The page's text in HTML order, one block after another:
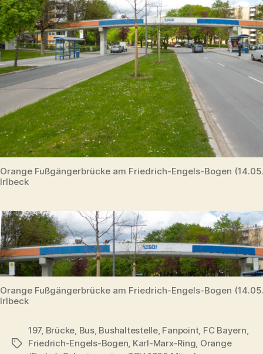
Orange Fußgängerbrücke am Friedrich-Engels-Bogen
Irlbeck
Orange Fußgängerbrücke am Friedrich-Engels-Bogen
Irlbeck
Schlagwörter
197, Brücke Bus, Bushaltestelle, Fanpoint, FC Bayern
Friedrich-Engels-Bogen Karl-Marx-Ring Orange